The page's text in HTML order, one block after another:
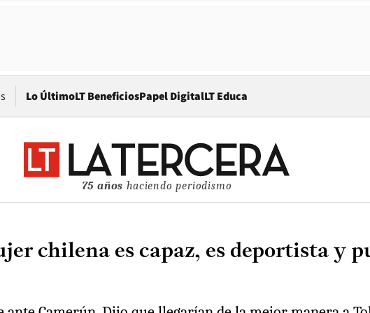
Lo ÚltimoLT BeneficiosPapel DigitalOpens in new window
LT Educa
75 años haciendo periodismo
chilena es capaz, es deportista y